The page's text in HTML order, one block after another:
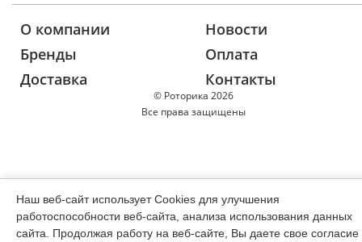
© Роторика 2026
Все права защищены
О компании
Новости
Бренды
Оплата
Доставка
Контакты
Наш веб-сайт использует Cookies для улучшения
работоспособности веб-сайта, анализа использования данных
сайта. Продолжая работу на веб-сайте, Вы даете свое согласие